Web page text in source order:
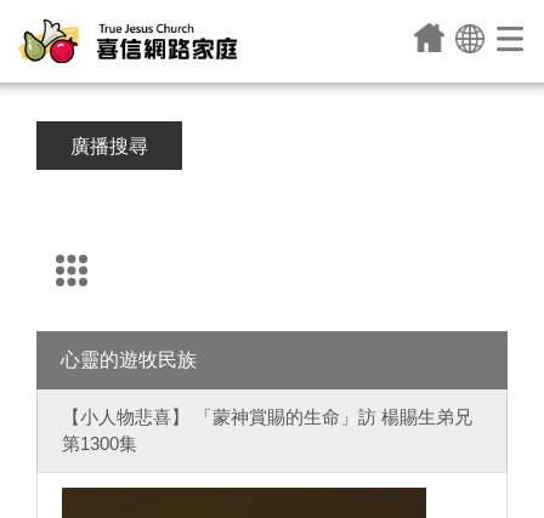
廣播搜尋
心靈的遊牧民族
【小人物悲喜】 「蒙神賞賜的生命」訪 楊賜生弟兄
第1300集